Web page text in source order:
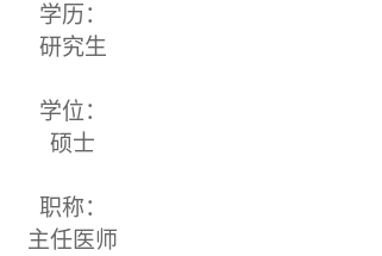
学历：
研究生
学位：
硕士
职称：
主任医师